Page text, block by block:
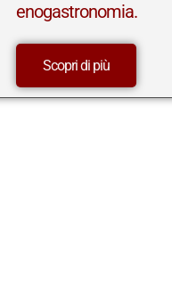
enogastronomia.
Scopri di più